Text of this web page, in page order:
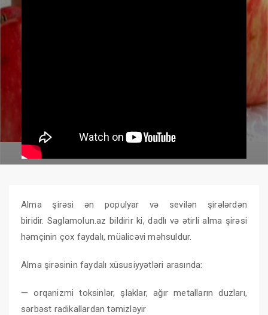
Alma şirəsi ən populyar və sevilən şirələrdən
biridir. Saglamolun.az bildirir ki, dadlı və ətirli alma şirəsi
həmçinin çox faydalı, müalicəvi məhsuldur.
Alma şirəsinin faydalı xüsusiyyətləri arasında:
— orqanizmi toksinlər, şlaklar, ağır metalların duzları,
sərbəst radikallardan təmizləyir